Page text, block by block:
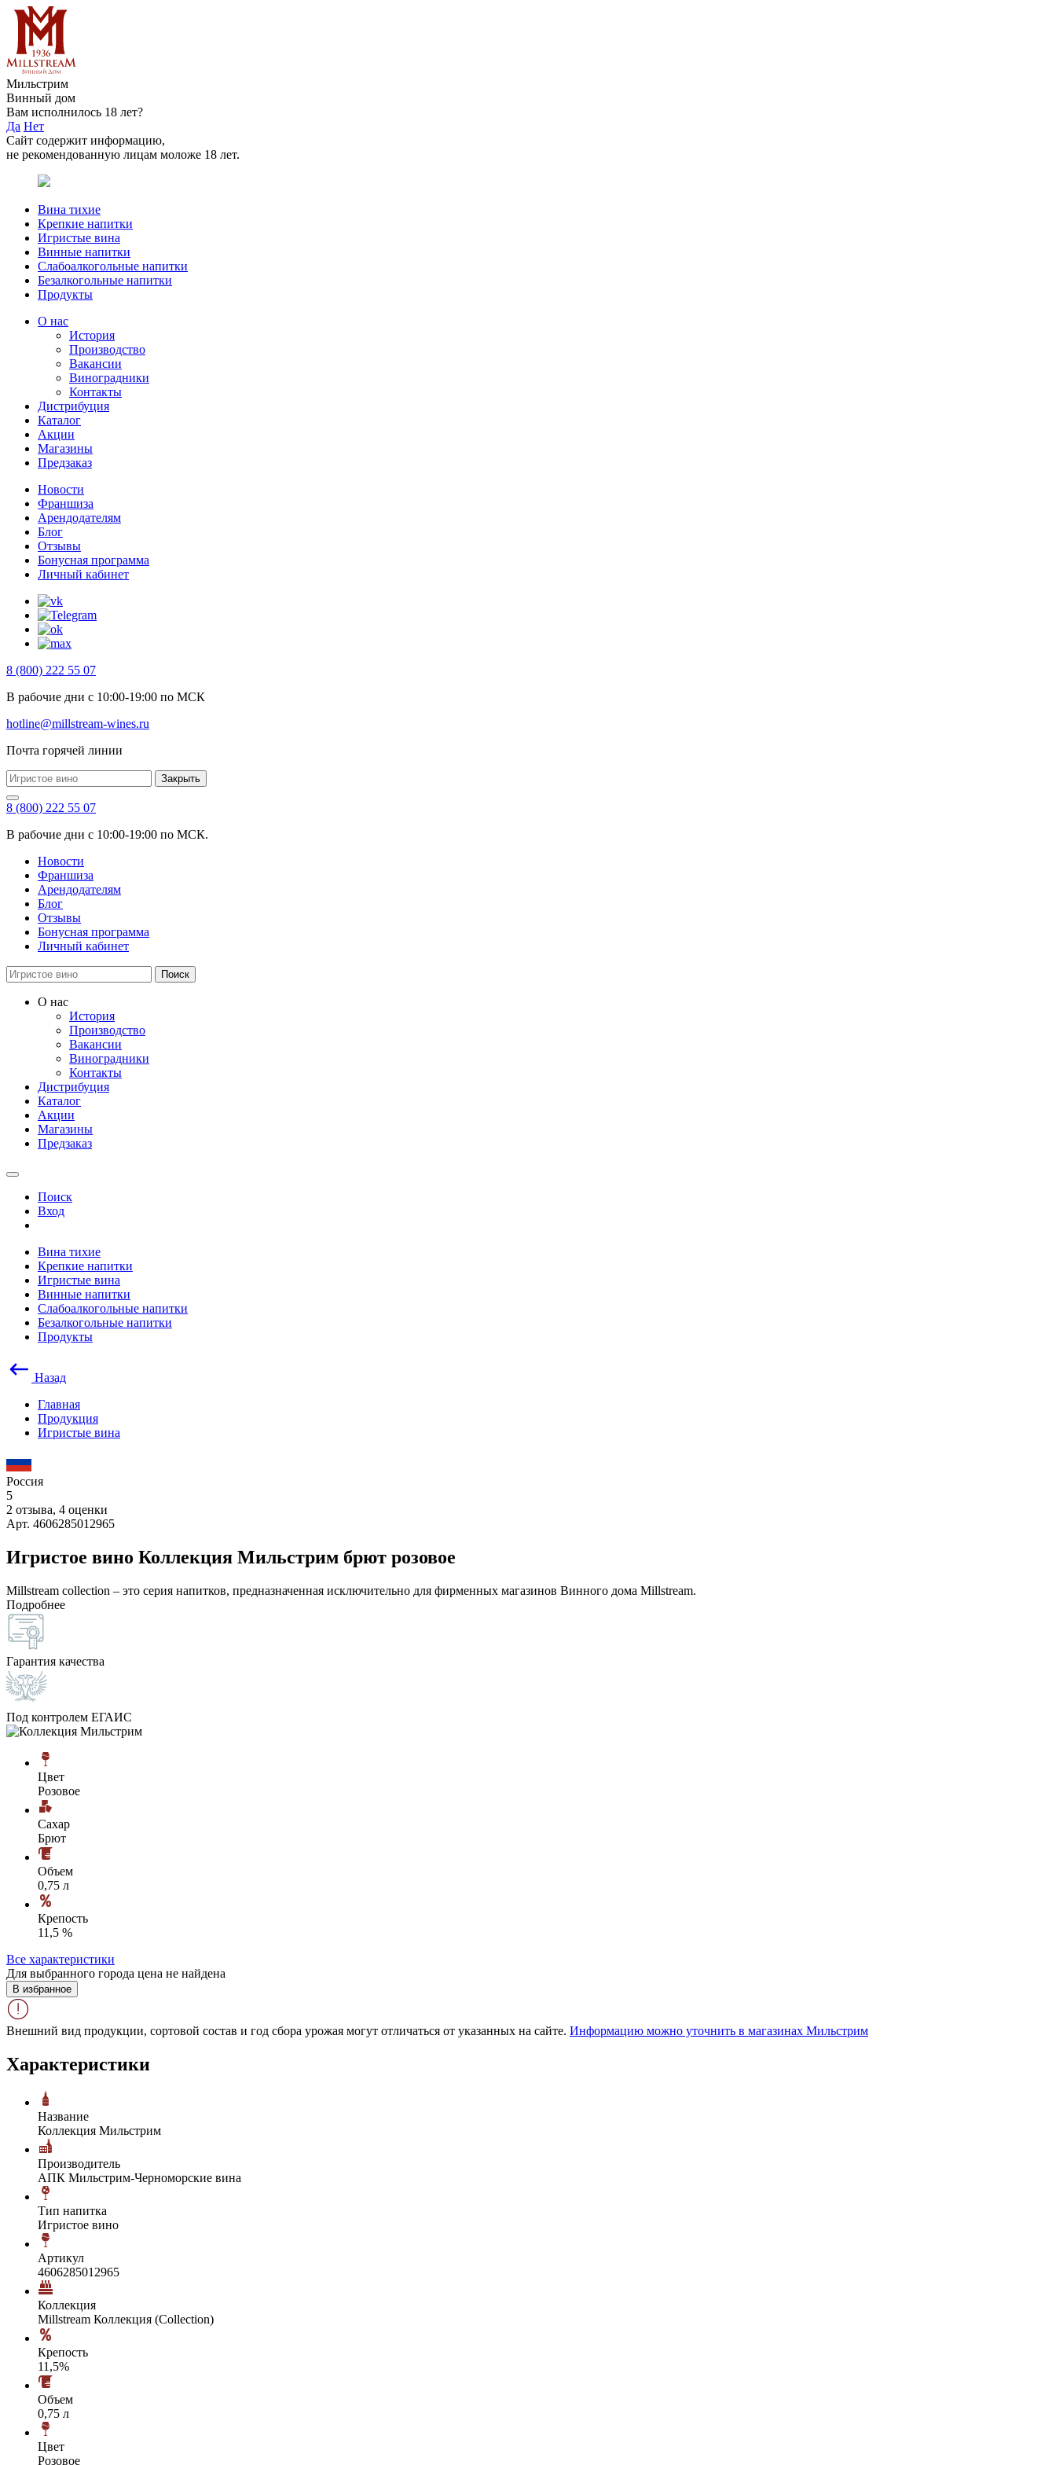
Мильстрим
Винный дом
Вам исполнилось 18 лет?
Да Нет
Сайт содержит информацию,
не рекомендованную лицам моложе 18 лет.
Вина тихие
Крепкие напитки
Игристые вина
Винные напитки
Слабоалкогольные напитки
Безалкогольные напитки
Продукты
О нас
История
Производство
Вакансии
Виноградники
Контакты
Дистрибуция
Каталог
Акции
Магазины
Предзаказ
Новости
Франшиза
Арендодателям
Блог
Отзывы
Бонусная программа
Личный кабинет
8 (800) 222 55 07
В рабочие дни с 10:00-19:00 по МСК
hotline@millstream-wines.ru
Почта горячей линии
Закрыть
8 (800) 222 55 07
В рабочие дни с 10:00-19:00 по МСК.
Новости
Франшиза
Арендодателям
Блог
Отзывы
Бонусная программа
Личный кабинет
Поиск
О нас
История
Производство
Вакансии
Виноградники
Контакты
Дистрибуция
Каталог
Акции
Магазины
Предзаказ
Поиск
Вход
Вина тихие
Крепкие напитки
Игристые вина
Винные напитки
Слабоалкогольные напитки
Безалкогольные напитки
Продукты
Назад
Главная
Продукция
Игристые вина
Россия
5
2 отзыва, 4 оценки
Арт. 4606285012965
Игристое вино Коллекция Мильстрим брют розовое
Millstream collection – это серия напитков, предназначенная исключительно для фирменных магазинов Винного дома Millstream.
Подробнее
Гарантия качества
Под контролем ЕГАИС
Цвет
Розовое
Сахар
Брют
Объем
0,75 л
Крепость
11,5 %
Все характеристики
Для выбранного города цена не найдена
В избранное
Внешний вид продукции, сортовой состав и год сбора урожая могут отличаться от указанных на сайте. Информацию можно уточнить в магазинах Мильстрим
Характеристики
Название
Коллекция Мильстрим
Производитель
АПК Мильстрим-Черноморские вина
Тип напитка
Игристое вино
Артикул
4606285012965
Коллекция
Millstream Коллекция (Collection)
Крепость
11,5%
Объем
0,75 л
Цвет
Розовое